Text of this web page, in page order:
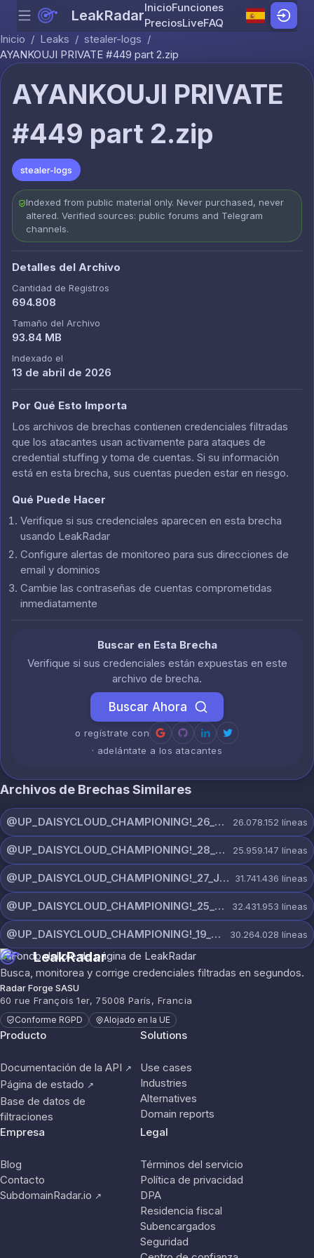
Skip to content
Menu LeakRadarInicioFunciones
PreciosLiveFAQ
Inicio / Leaks / stealer-logs /
AYANKOUJI PRIVATE #449 part 2.zip
AYANKOUJI PRIVATE
#449 part 2.zip
stealer-logs
Indexed from public material only. Never purchased, never
altered. Verified sources: public forums and Telegram
channels.
Detalles del Archivo
Cantidad de Registros
694.808
Tamaño del Archivo
93.84 MB
Indexado el
13 de abril de 2026
Por Qué Esto Importa
Los archivos de brechas contienen credenciales filtradas
que los atacantes usan activamente para ataques de
credential stuffing y toma de cuentas. Si su información
está en esta brecha, sus cuentas pueden estar en riesgo.
Qué Puede Hacer
Verifique si sus credenciales aparecen en esta brecha
usando LeakRadar
Configure alertas de monitoreo para sus direcciones de
email y dominios
Cambie las contraseñas de cuentas comprometidas
inmediatamente
Buscar en Esta Brecha
Verifique si sus credenciales están expuestas en este
archivo de brecha.
Buscar Ahora
o regístrate con
· adelántate a los atacantes
Archivos de Brechas Similares
@UP_DAISYCLOUD_CHAMPIONING!_26_JULY_5597_ON_CHANNEL.rar 26.078.152 líneas
@UP_DAISYCLOUD_CHAMPIONING!_28_JULY_5218_ON_CHANNEL.rar 25.959.147 líneas
@UP_DAISYCLOUD_CHAMPIONING!_27_JULY_5982_ON_CHANNEL.rar 31.741.436 líneas
@UP_DAISYCLOUD_CHAMPIONING!_25_JULY_5797_ON_CHANNEL.rar 32.431.953 líneas
@UP_DAISYCLOUD_CHAMPIONING!_19_JULY_5790_ON_CHANNEL.rar 30.264.028 líneas
LeakRadar
Busca, monitorea y corrige credenciales filtradas en segundos.
Radar Forge SASU
60 rue François 1er, 75008 París, Francia
Conforme RGPD Alojado en la UE
Producto
Documentación de la API ↗
Página de estado ↗
Base de datos de
filtraciones
Solutions
Use cases
Industries
Alternatives
Domain reports
Empresa
Blog
Contacto
SubdomainRadar.io ↗
Legal
Términos del servicio
Política de privacidad
DPA
Residencia fiscal
Subencargados
Seguridad